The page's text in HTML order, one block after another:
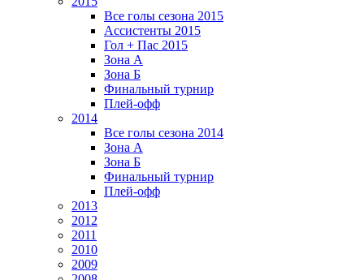
Все голы сезона 2015
Ассистенты 2015
Гол + Пас 2015
Зона А
Зона Б
Финальный турнир
Плей-офф
2014
Все голы сезона 2014
Зона А
Зона Б
Финальный турнир
Плей-офф
2013
2012
2011
2010
2009